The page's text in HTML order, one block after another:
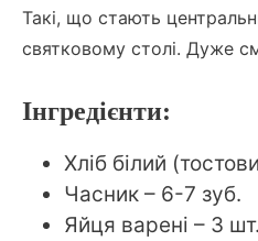
Такі, що стають
святковому столі. Дуже
Інгредієнти:
Хліб білий
Часник – 6-7 зуб.
Яйця варені – 3 шт.